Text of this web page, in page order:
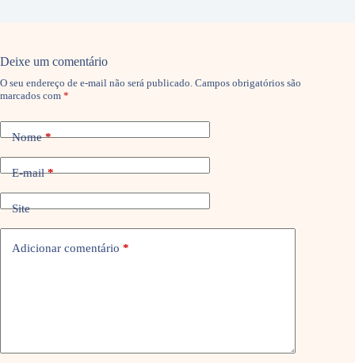
Deixe um comentário
O seu endereço de e-mail não será publicado. Campos obrigatórios são
marcados com *
Nome*
E-mail*
Site
Adicionar comentário *